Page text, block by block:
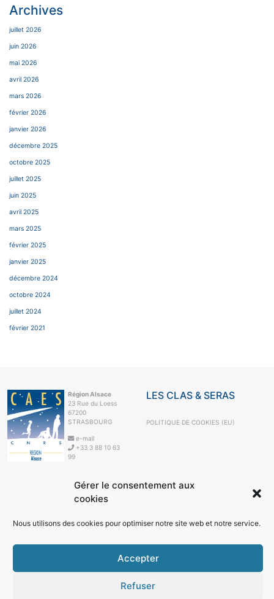
Gérer le consentement aux
cookies
Nous utilisons des cookies pour optimiser notre site web et notre service.
Accepter
Refuser
Archives
juillet 2026
juin 2026
mai 2026
avril 2026
mars 2026
février 2026
janvier 2026
décembre 2025
octobre 2025
juillet 2025
juin 2025
avril 2025
mars 2025
février 2025
janvier 2025
décembre 2024
octobre 2024
juillet 2024
février 2021
Région Alsace
23 Rue du Loess
67200
STRASBOURG
e-mail
+33 3 88 10 63
99
LES CLAS & SERAS
POLITIQUE DE COOKIES (EU)